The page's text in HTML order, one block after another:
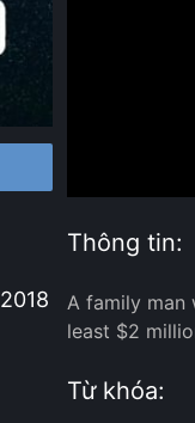
2018
Thông tin:
A family man
least $2
Từ khóa: